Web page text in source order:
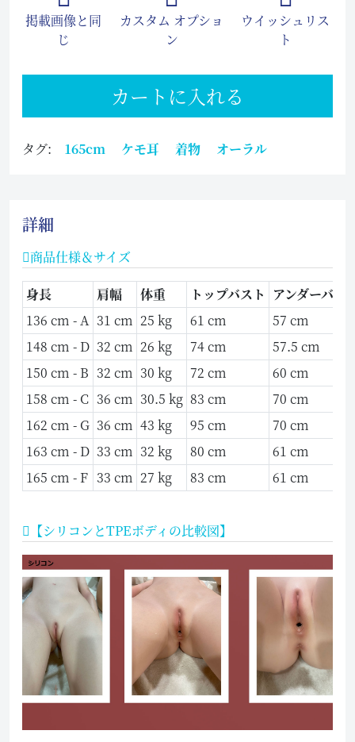
掲載画像と同
じ
カスタム オプショ
ン
ウイッシュリス
ト
カートに入れる
タグ: 165cm ケモ耳 着物 オーラル
詳細
商品仕様＆サイズ
身長 肩幅 体重 トップバスト
アンダーバス
136 cm - A 31 cm 25 kg 61 cm
57 cm
148 cm - D 32 cm 26 kg 74 cm
57.5 cm
150 cm - B 32 cm 30 kg 72 cm
60 cm
158 cm - C 36 cm 30.5 kg 83 cm
70 cm
162 cm - G 36 cm 43 kg 95 cm
70 cm
163 cm - D 33 cm 32 kg 80 cm
61 cm
165 cm - F 33 cm 27 kg 83 cm 61 cm
【シリコンとTPEボディの比較図】